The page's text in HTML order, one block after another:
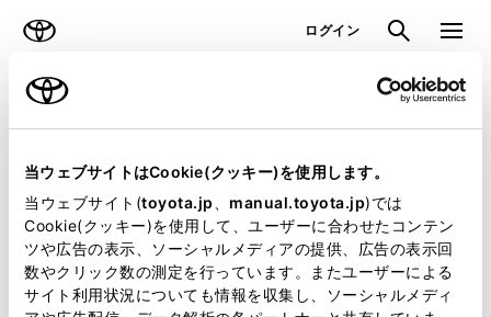
当ウェブサイトはCookie(クッキー)を使用します。
当ウェブサイト(toyota.jp manual.toyota.jp)では
Cookie(クッキー)を使用して、ユーザーに合わせたコンテン
ツや広告の表示、ソーシャルメディアの提供、広告の表示回
数やクリック数の測定を行っています。またユーザーによる
サイト利用状況についても情報を収集し、ソーシャルメディ
ログイン 検索 メニュ
ラインアップ トピックス
見積りシミュレーション
見積りシミュレーションのデータが
正常に取得できませんでした。
詳しくは販売店までお問合せくださ